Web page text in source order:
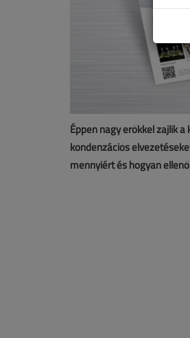
Éppen nagy erőkkel zajlik
kondenzációs
mennyiért és hogyan